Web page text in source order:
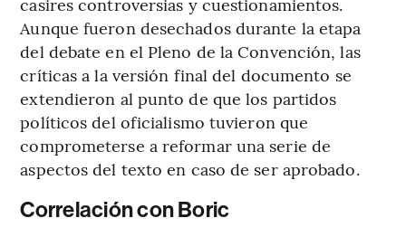
Aunque fueron desechados durante la etapa
del debate en el Pleno de la Convención, las
críticas a la versión final del documento se
extendieron al punto de que los partidos
políticos del oficialismo tuvieron que
comprometerse a reformar una serie de
aspectos del texto en caso de ser aprobado.
Correlación con Boric